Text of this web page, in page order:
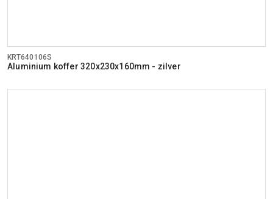
KRT640106S
Aluminium koffer 320x230x160mm - zilver